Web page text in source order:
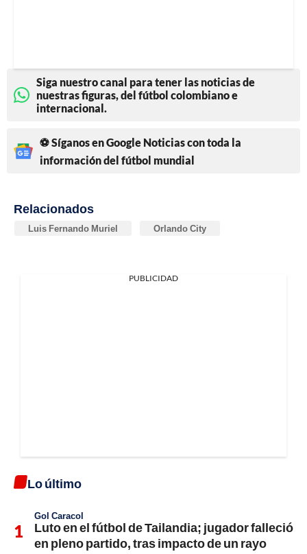
Siga nuestro canal para tener las noticias de
nuestras figuras, del fútbol colombiano e
internacional.
⚽ Síganos en Google Noticias con toda la
información del fútbol mundial
Relacionados
Luis Fernando Muriel Orlando City
PUBLICIDAD
Lo último
Gol Caracol
Luto en el fútbol de Tailandia; jugador falleció
en pleno partido, tras impacto de un rayo